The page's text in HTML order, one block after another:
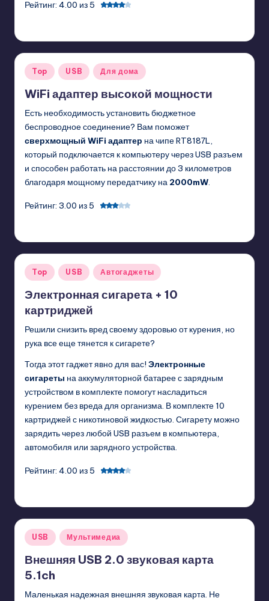
Рейтинг: 4.00 из 5
Posted
in
Top USB Для дома
WiFi адаптер высокой мощности
Есть необходимость установить бюджетное
беспроводное соединение? Вам поможет
сверхмощный WiFi адаптер на чипе RT8187L,
который подключается к компьютеру через USB разъем
и способен работать на расстоянии до 3 километров
благодаря мощному передатчику на 2000mW.
Рейтинг: 3.00 из 5
Posted
in
Top USB Автогаджеты
Электронная сигарета + 10
картриджей
Решили снизить вред своему здоровью от курения, но
рука все еще тянется к сигарете?
Тогда этот гаджет явно для вас! Электронные
сигареты на аккумуляторной батарее с зарядным
устройством в комплекте помогут насладиться
курением без вреда для организма. В комплекте 10
картриджей с никотиновой жидкостью. Сигарету можно
зарядить через любой USB разъем в компьютера,
автомобиля или зарядного устройства.
Рейтинг: 4.00 из 5
Posted
in
USB Мультимедиа
Внешняя USB 2.0 звуковая карта
5.1ch
Маленькая надежная внешняя звуковая карта. Не